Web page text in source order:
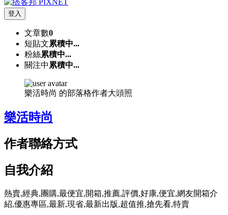
登入
文章數0
短貼文累積中...
粉絲累積中...
關注中 累積中...
樂活時尚 的部落格作者大頭照
樂活時尚
作者聯絡方式
自我介紹
熱賣,經典,團購,最便宜,開箱,推薦,評價,好康,便宜,網友開箱介
紹,優惠專區,最新,現省,最新出版,超值推,搶先看,特賣